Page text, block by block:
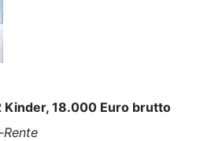
Kinder, 18.000 Euro brutto